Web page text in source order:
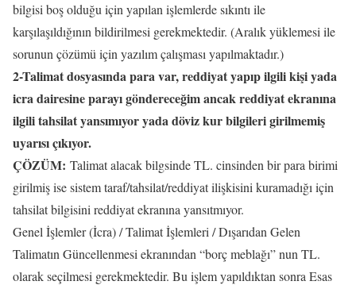
bilgisi boş olduğu için yapılan işlemlerde sıkıntı ile
karşılaşıldığının bildirilmesi gerekmektedir. (Aralık yüklemesi ile
sorunun çözümü için yazılım çalışması yapılmaktadır.)
2-Talimat dosyasında para var, reddiyat yapıp ilgili kişi yada
icra dairesine parayı göndereceğim ancak reddiyat ekranına
ilgili tahsilat yansımıyor yada döviz kur bilgileri girilmemiş
uyarısı çıkıyor.
ÇÖZÜM: Talimat alacak bilgsinde TL. cinsinden bir para birimi
girilmiş ise sistem taraf/tahsilat/reddiyat ilişkisini kuramadığı için
tahsilat bilgisini reddiyat ekranına yansıtmıyor.
Genel İşlemler (İcra) / Talimat İşlemleri / Dışarıdan Gelen
Talimatın Güncellenmesi ekranından “borç meblağı” nun TL.
olarak seçilmesi gerekmektedir. Bu işlem yapıldıktan sonra Esas